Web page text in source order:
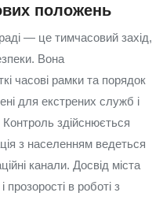
положень
— це тимчасовий захід,
Вона
часові рамки та порядок
для екстрених служб і
здійснюється
з населенням ведеться
канали. Досвід міста
прозорості в роботі з